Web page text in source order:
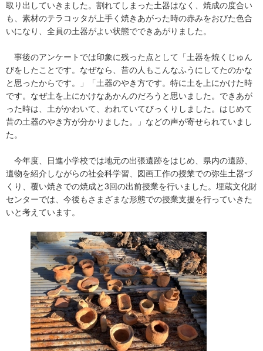
取り出していきました。割れてしまった土器はなく、焼成の度合い
も、素材のテラコッタが上手く焼きあがった時の赤みをおびた色合
いになり、全員の土器がよい状態でできあがりました。
事後のアンケートでは印象に残った点として「土器を焼くじゅん
びをしたことです。なぜなら、昔の人もこんなふうにしてたのかな
と思ったからです。」「土器のやき方です。特に土を上にかけた時
です。なぜ土を上にかけなあかんのだろうと思いました。できあが
った時は、土がかわいて、われていてびっくりしました。はじめて
昔の土器のやき方が分かりました。」などの声が寄せられていまし
た。
今年度、日進小学校では地元の出張遺跡をはじめ、県内の遺跡、
遺物を紹介しながらの社会科学習、図画工作の授業での弥生土器づ
くり、覆い焼きでの焼成と3回の出前授業を行いました。埋蔵文化財
センターでは、今後もさまざまな形態での授業支援を行っていきた
いと考えています。